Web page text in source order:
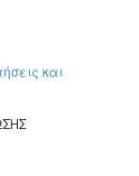
και